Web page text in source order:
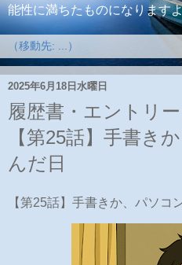
能性に満ちたものになります
2025年6月18日水曜日
履歴書・エントリ
【第25話】手書き
んだ日
【第25話】手書きか、パソコ